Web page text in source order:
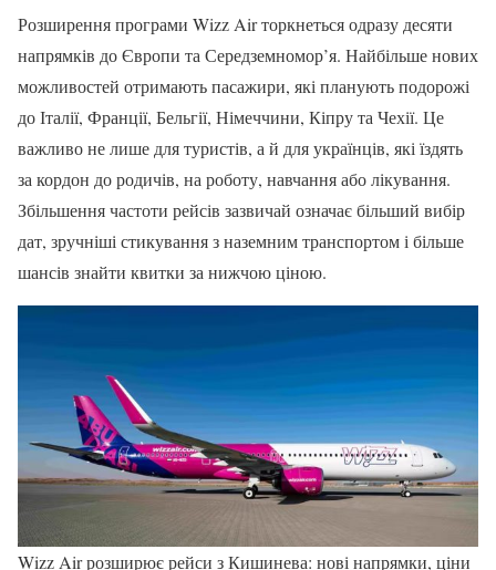
Розширення програми Wizz Air торкнеться одразу десяти
напрямків до Європи та Середземномор’я. Найбільше нових
можливостей отримають пасажири, які планують подорожі
до Італії, Франції, Бельгії, Німеччини, Кіпру та Чехії. Це
важливо не лише для туристів, а й для українців, які їздять
за кордон до родичів, на роботу, навчання або лікування.
Збільшення частоти рейсів зазвичай означає більший вибір
дат, зручніші стикування з наземним транспортом і більше
шансів знайти квитки за нижчою ціною.
Wizz Air розширює рейси з Кишинева: нові напрямки, ціни